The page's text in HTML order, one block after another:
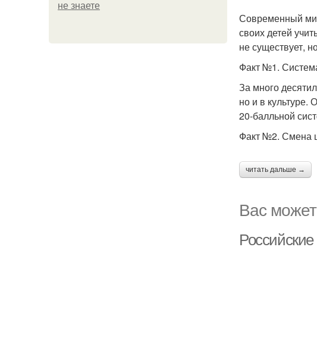
не знаете
Современный
своих детей
не существует,
Факт №1.
За много
но и в культуре.
20-балльной
Факт №2. Смена
читать дальше →
Вас